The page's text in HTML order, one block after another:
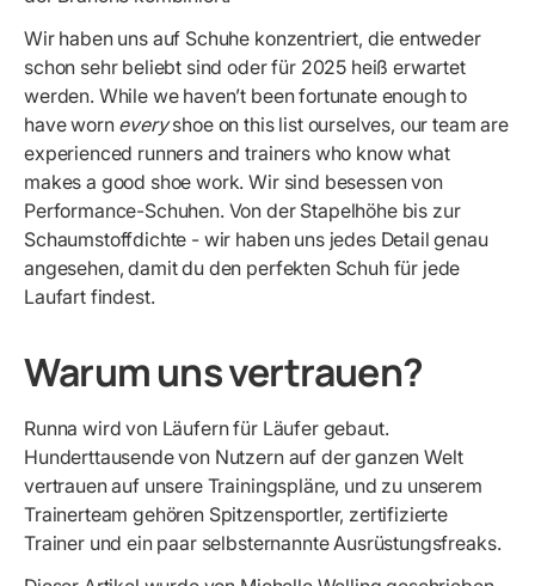
Wir haben uns auf Schuhe konzentriert, die entweder
schon sehr beliebt sind oder für 2025 heiß erwartet
werden. While we haven’t been fortunate enough to
have worn everyshoe on this list ourselves, our team are
experienced runners and trainers who know what
makes a good shoe work. Wir sind besessen von
Performance-Schuhen. Von der Stapelhöhe bis zur
Schaumstoffdichte - wir haben uns jedes Detail genau
angesehen, damit du den perfekten Schuh für jede
Laufart findest.
Warum uns vertrauen?
Runna wird von Läufern für Läufer gebaut.
Hunderttausende von Nutzern auf der ganzen Welt
vertrauen auf unsere Trainingspläne, und zu unserem
Trainerteam gehören Spitzensportler, zertifizierte
Trainer und ein paar selbsternannte Ausrüstungsfreaks.